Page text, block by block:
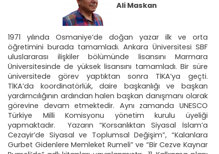
Ali Maskan
1971 yılında Osmaniye’de doğan yazar ilk ve orta
öğretimini burada tamamladı. Ankara Üniversitesi SBF
uluslararası ilişkiler bölümünde lisansını Marmara
Üniversitesinde de yüksek lisansını tamamladı. Bir süre
üniversitede görev yaptıktan sonra TİKA’ya geçti.
TİKA’da koordinatörlük, daire başkanlığı ve başkan
yardımcılığının ardından halen başkan danışmanı olarak
görevine devam etmektedir. Aynı zamanda UNESCO
Türkiye Milli Komisyonu yönetim kurulu üyeliği
yapmaktadır. Yazarın “Korsanlıktan Siyasal İslam’a
Cezayir’de Siyasal ve Toplumsal Değişim”, “Kalanlara
Gurbet Gidenlere Memleket Rumeli” ve “Bir Cezve Kaynar